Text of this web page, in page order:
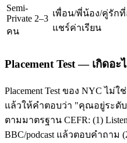
Semi-
Private 2–3
คน
เพื่อน/พี่น้อง/คู่รัก
แชร์ค่าเรียน
Placement Test — เกิดอ
Placement Test ของ NYC ไ
แล้วให้คำตอบว่า "คุณอยู่ระดับ
ตามมาตรฐาน CEFR: (1)
BBC/podcast แล้วตอบคำถาม